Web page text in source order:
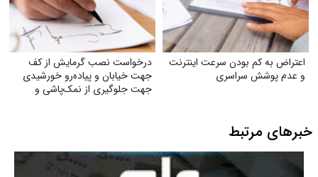
اعتراض به کم بودن سرعت اینترنت
و عدم پوشش سراسری
درخواست نصب گرمایش از کف
جهت خیابان و پیاده‌رو خورشیدی
جهت جلوگیری از نمک‌پاشی و
خبرهای مرتبط